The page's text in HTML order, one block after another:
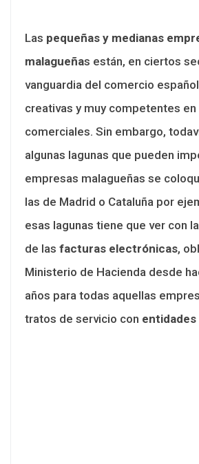
Las pequeñas y medianas
malagueñas están, en ciertos
vanguardia del comercio
creativas y muy competentes
comerciales. Sin embargo,
algunas lagunas que pueden
empresas malagueñas se
las de Madrid o Cataluña por
esas lagunas tiene que ver con
de las facturas electrónicas,
Ministerio de Hacienda desde
años para todas aquellas
tratos de servicio con entidades